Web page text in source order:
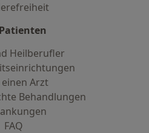
Heilberufler
einen Arzt
Behandlungen
FAQ